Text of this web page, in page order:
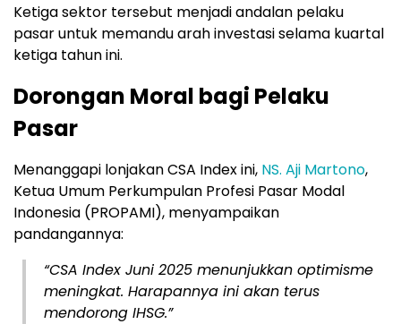
Ketiga sektor tersebut menjadi andalan pelaku
pasar untuk memandu arah investasi selama kuartal
ketiga tahun ini.
Dorongan Moral bagi Pelaku
Pasar
Menanggapi lonjakan CSA Index ini, NS. Aji Martono,
Ketua Umum Perkumpulan Profesi Pasar Modal
Indonesia (PROPAMI), menyampaikan
pandangannya:
“CSA Index Juni 2025 menunjukkan optimisme
meningkat. Harapannya ini akan terus
mendorong IHSG.”